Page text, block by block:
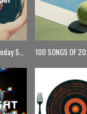
【月曜更新】Monday Spin 100 SONGS OF